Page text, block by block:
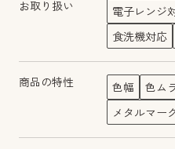
お取り扱い 電子レンジ
食洗機対応
商品の特性 色幅 色ム
メタルマー